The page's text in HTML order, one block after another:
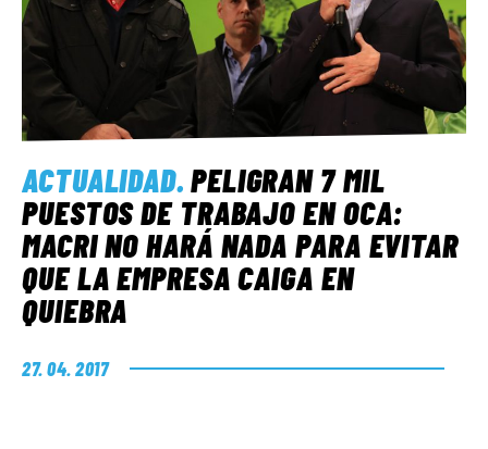
ACTUALIDAD.PELIGRAN 7 MIL
PUESTOS DE TRABAJO EN OCA:
MACRI NO HARÁ NADA PARA EVITAR
QUE LA EMPRESA CAIGA EN
QUIEBRA
27. 04. 2017